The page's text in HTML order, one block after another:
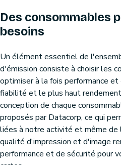
Des consommables
besoins
Un élément essentiel de
d'émission consiste à choisir les
optimiser à la fois performance
fiabilité et le plus haut
conception de chaque
proposés par Datacorp, ce qui
liées à notre activité et même de
qualité d'impression et d'image
performance et de sécurité pour